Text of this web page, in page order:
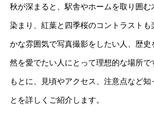
秋が深まると、駅舎やホームを取り囲む
染まり、紅葉と四季桜のコントラストも
かな雰囲気で写真撮影をしたい人、歴史
然を愛でたい人にとって理想的な場所で
もとに、見頃やアクセス、注意点など知
とを詳しくご紹介します。